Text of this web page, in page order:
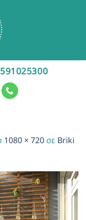
1080 × 720 σε Briki